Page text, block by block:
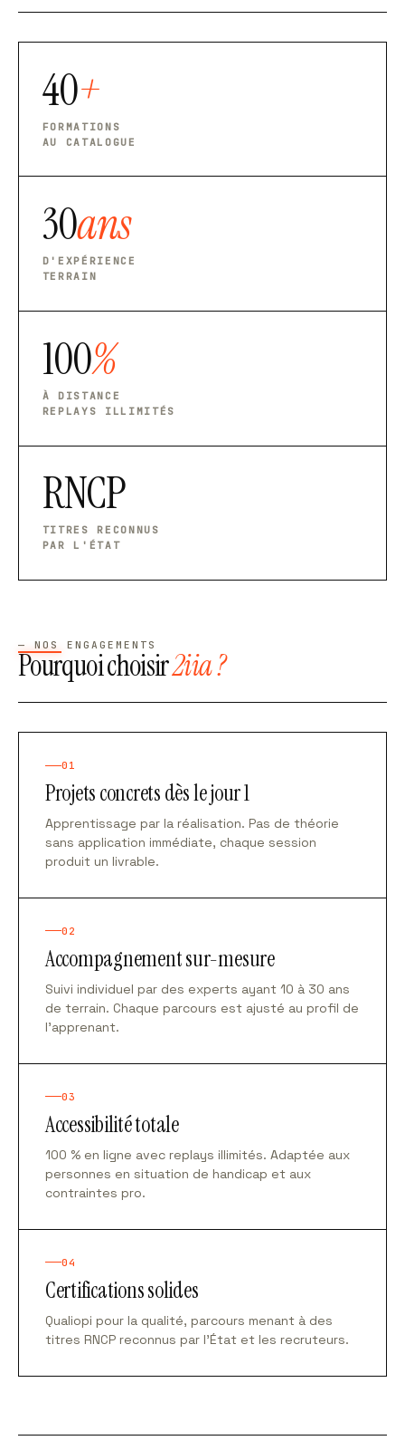
40+
FORMATIONS
AU CATALOGUE
30ans
D'EXPÉRIENCE
TERRAIN
100%
À DISTANCE
REPLAYS ILLIMITÉS
RNCP
TITRES RECONNUS
PAR L'ÉTAT
— NOS ENGAGEMENTS
Pourquoi choisir2iia ?
01
Projets concrets dès le jour 1
Apprentissage par la réalisation. Pas de théorie
sans application immédiate, chaque session
produit un livrable.
02
Accompagnement sur-mesure
Suivi individuel par des experts ayant 10 à 30 ans
de terrain. Chaque parcours est ajusté au profil de
l'apprenant.
03
Accessibilité totale
100 % en ligne avec replays illimités. Adaptée aux
personnes en situation de handicap et aux
contraintes pro.
04
Certifications solides
Qualiopi pour la qualité, parcours menant à des
titres RNCP reconnus par l'État et les recruteurs.